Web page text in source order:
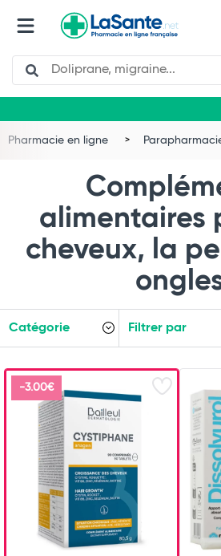
Search
Pharmacie en ligne
alimentaires
cheveux, la
Catégorie Filtrer par
-3.00€